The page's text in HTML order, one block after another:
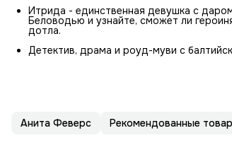
Итрида - единственная девушка с
Беловодью и узнайте, сможет ли
дотла.
Детектив, драма и роуд-муви с
Анита Феверс Рекомендованные